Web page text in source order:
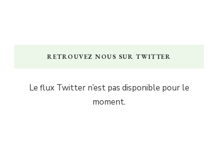
RETROUVEZ NOUS SUR TWITTER
Le flux Twitter n’est pas disponible pour le
moment.